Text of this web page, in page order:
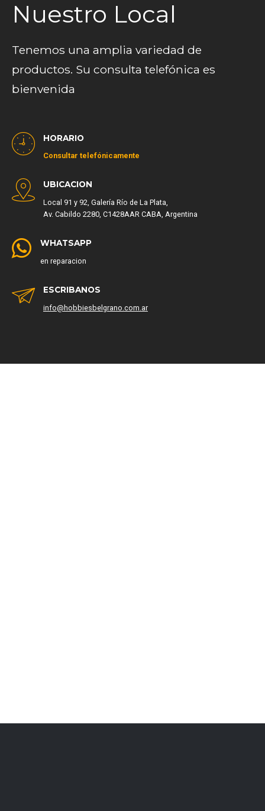
Nuestro Local
Tenemos una amplia variedad de
productos. Su consulta telefónica es
bienvenida
HORARIO
Consultar telefónicamente
UBICACION
Local 91 y 92, Galería Río de La Plata,
Av. Cabildo 2280, C1428AAR CABA, Argentina
WHATSAPP
en reparacion
ESCRIBANOS
info@hobbiesbelgrano.com.ar